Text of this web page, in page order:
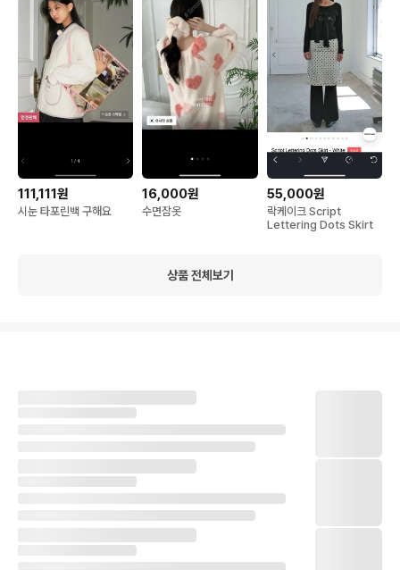
111,111원
시눈 타포린백 구해요
16,000원
수면잠옷
55,000원
락케이크 Script
Lettering Dots Skirt
상품 전체보기